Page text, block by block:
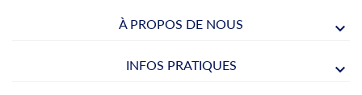
À PROPOS DE NOUS
INFOS PRATIQUES